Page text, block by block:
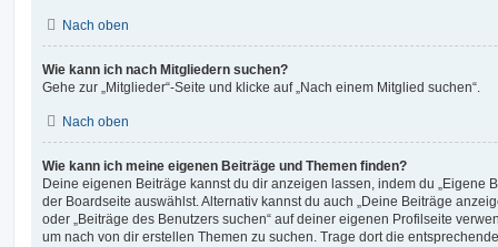
Nach oben
Wie kann ich nach Mitgliedern suchen?
Gehe zur „Mitglieder“-Seite und klicke auf „Nach einem Mitglied suchen“.
Nach oben
Wie kann ich meine eigenen Beiträge und Themen finden?
Deine eigenen Beiträge kannst du dir anzeigen lassen, indem du „Eigene
der Boardseite auswählst. Alternativ kannst du auch „Deine Beiträge
oder „Beiträge des Benutzers suchen“ auf deiner eigenen Profilseite
um nach von dir erstellen Themen zu suchen. Trage dort die